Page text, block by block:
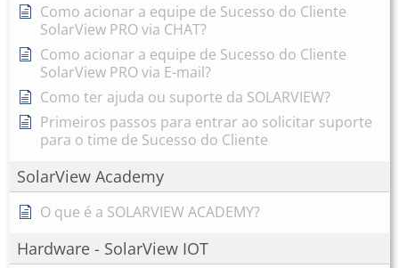
Como acionar a equipe de Sucesso do Cliente
SolarView PRO via CHAT?
Como acionar a equipe de Sucesso do Cliente
SolarView PRO via E-mail?
Como ter ajuda ou suporte da SOLARVIEW?
Primeiros passos para entrar ao solicitar suporte
para o time de Sucesso do Cliente
SolarView Academy
O que é a SOLARVIEW ACADEMY?
Hardware - SolarView IOT